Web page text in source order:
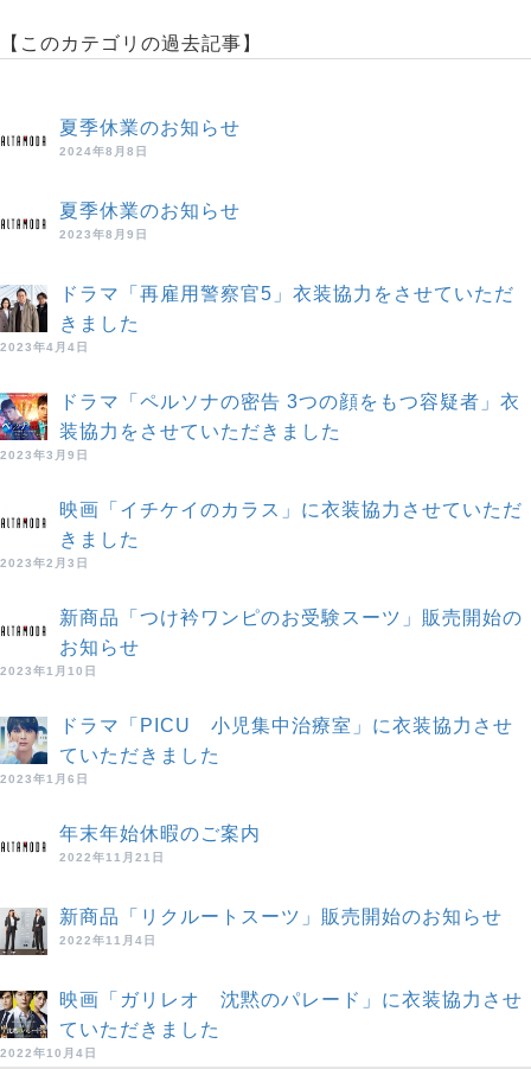
【このカテゴリの過去記事】
夏季休業のお知らせ
2024年8月8日
夏季休業のお知らせ
2023年8月9日
ドラマ「再雇用警察官5」衣装協力をさせていただ
きました
2023年4月4日
ドラマ「ペルソナの密告 3つの顔をもつ容疑者」衣
装協力をさせていただきました
2023年3月9日
映画「イチケイのカラス」に衣装協力させていただ
きました
2023年2月3日
新商品「つけ衿ワンピのお受験スーツ」販売開始の
お知らせ
2023年1月10日
ドラマ「PICU 小児集中治療室」に衣装協力させ
ていただきました
2023年1月6日
年末年始休暇のご案内
2022年11月21日
新商品「リクルートスーツ」販売開始のお知らせ
2022年11月4日
映画「ガリレオ 沈黙のパレード」に衣装協力させ
ていただきました
2022年10月4日